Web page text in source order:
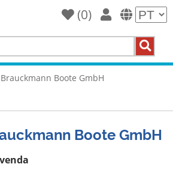
(0)
Brauckmann Boote GmbH
Boote GmbH